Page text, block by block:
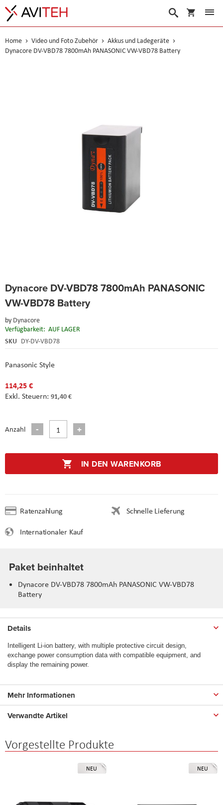
Suche
Home Video und Foto Zubehör
Akkus und Ladegeräte
Dynacore DV-VBD78 7800mAh PANASONIC VW-VBD78 Battery
Dynacore DV-VBD78 7800mAh PANASONIC
VW-VBD78 Battery
by Dynacore
Verfügbarkeit: AUF LAGER
SKU DY-DV-VBD78
Panasonic Style
114,25 €
91,40 €
Anzahl
IN DEN WARENKORB
Ratenzahlung
Schnelle Lieferung
Internationaler Kauf
to
the
beginning
the
images
gallery
Paket beinhaltet
Dynacore DV-VBD78 7800mAh PANASONIC VW-VBD78
Battery
Details
Intelligent Li-ion battery, with multiple protective circuit design,
exchange power consumption data with compatible equipment, and
display the remaining power.
Mehr Informationen
Verwandte Artikel
Vorgestellte Produkte
NEU NEU